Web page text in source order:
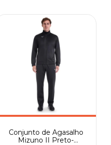
Conjunto de Agasalho
Mizuno II Preto-